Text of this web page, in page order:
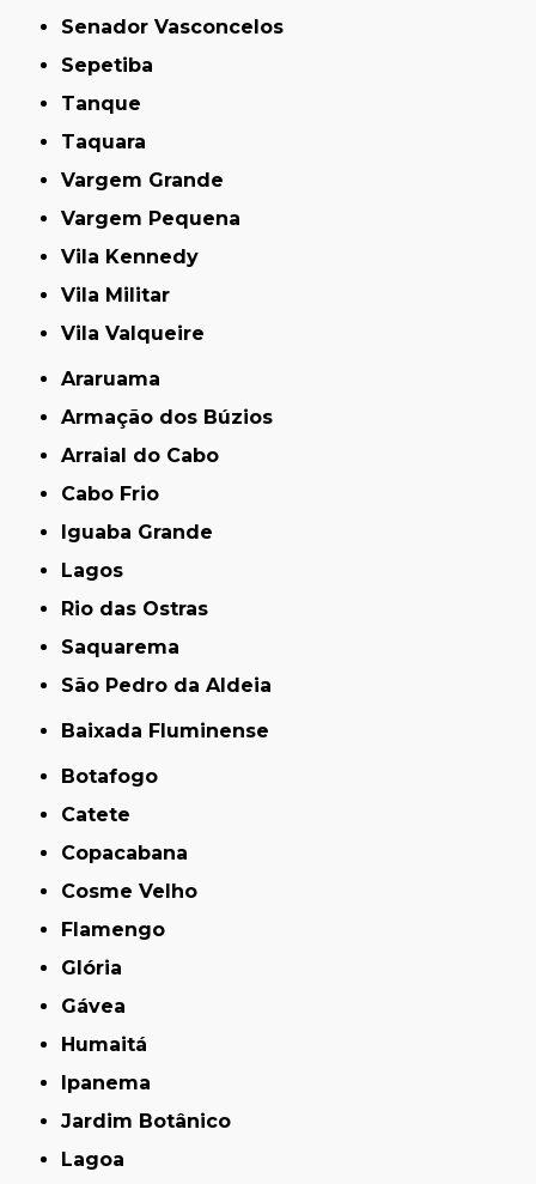
Senador Vasconcelos
Sepetiba
Tanque
Taquara
Vargem Grande
Vargem Pequena
Vila Kennedy
Vila Militar
Vila Valqueire
Araruama
Armação dos Búzios
Arraial do Cabo
Cabo Frio
Iguaba Grande
Lagos
Rio das Ostras
Saquarema
São Pedro da Aldeia
Baixada Fluminense
Botafogo
Catete
Copacabana
Cosme Velho
Flamengo
Glória
Gávea
Humaitá
Ipanema
Jardim Botânico
Lagoa